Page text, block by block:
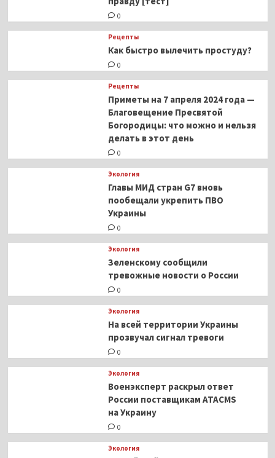
0
Рецепты
Как быстро вылечить простуду?
0
Рецепты
Приметы на 7 апреля 2024 года —
Благовещение Пресвятой
Богородицы: что можно и нельзя
делать в этот день
0
Экология
Главы МИД стран G7 вновь
пообещали укрепить ПВО
Украины
0
Экология
Зеленскому сообщили
тревожные новости о России
0
Экология
На всей территории Украины
прозвучал сигнал тревоги
0
Экология
Военэксперт раскрыл ответ
России поставщикам ATACMS
на Украину
0
Экология